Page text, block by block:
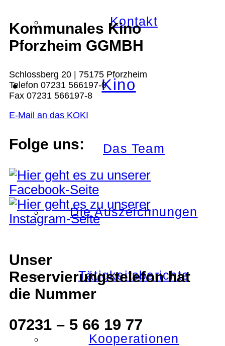
Kontakt
Kino
Das Team
Die Auszeichnungen
Tätigkeitsberichte
Kooperationen
Kommunales Kino
Pforzheim GGMBH
Schlossberg 20 | 75175 Pforzheim
Telefon 07231 566197-0
Fax 07231 566197-8
E-Mail an das KOKI
Folge uns:
Unser
Reservierungstelefon hat
die Nummer
07231 – 5 66 19 77